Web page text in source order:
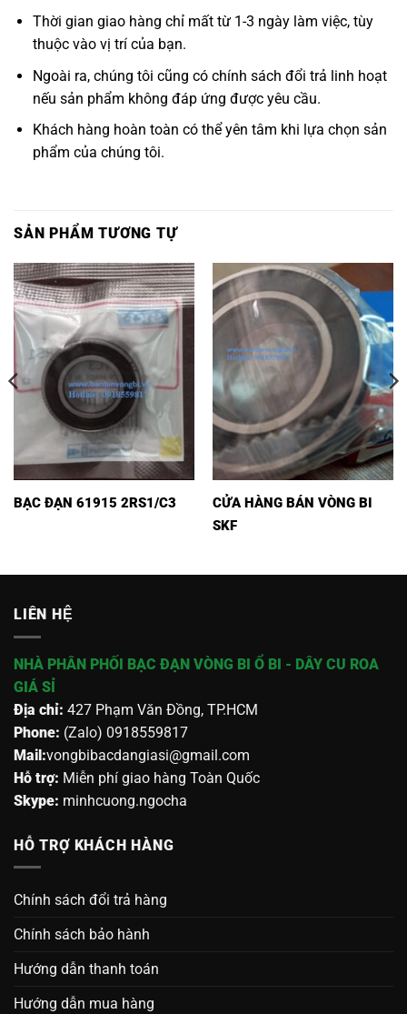
Thời gian giao hàng chỉ mất từ 1-3 ngày làm việc, tùy
thuộc vào vị trí của bạn.
Ngoài ra, chúng tôi cũng có chính sách đổi trả linh hoạt
nếu sản phẩm không đáp ứng được yêu cầu.
Khách hàng hoàn toàn có thể yên tâm khi lựa chọn sản
phẩm của chúng tôi.
SẢN PHẨM TƯƠNG TỰ
BẠC ĐẠN 61915 2RS1/C3
CỬA HÀNG BÁN VÒNG BI
SKF
LIÊN HỆ
NHÀ PHÂN PHỐI BẠC ĐẠN VÒNG BI Ổ BI - DÂY CU ROA
GIÁ SỈ
Địa chỉ: 427 Phạm Văn Đồng, TP.HCM
Phone: (Zalo) 0918559817
Mail:vongbibacdangiasi@gmail.com
Hỗ trợ: Miễn phí giao hàng Toàn Quốc
Skype: minhcuong.ngocha
HỖ TRỢ KHÁCH HÀNG
Chính sách đổi trả hàng
Chính sách bảo hành
Hướng dẫn thanh toán
Hướng dẫn mua hàng